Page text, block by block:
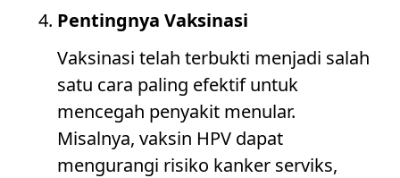
Pentingnya Vaksinasi
Vaksinasi telah terbukti menjadi salah
satu cara paling efektif untuk
mencegah penyakit menular.
Misalnya, vaksin HPV dapat
mengurangi risiko kanker serviks,